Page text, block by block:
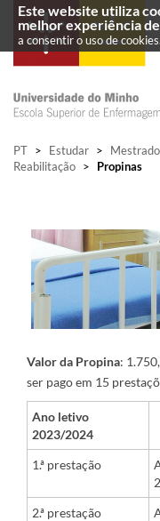
PT > Estudar >
Reabilitação > Propinas
Valor da Propina:
ser pago em 15
Ano letivo
2023/2024
1.ª prestação
2.ª prestação
Este website utiliza
melhor experiência
a consentir o uso de cookies.